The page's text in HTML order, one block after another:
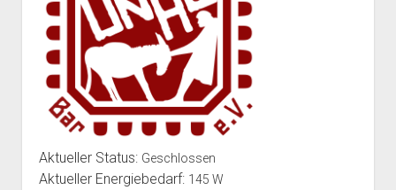
Aktueller Status: Geschlossen
Aktueller Energiebedarf: 145 W